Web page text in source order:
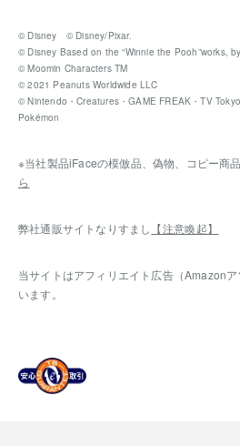
© Disney © Disney/Pixar.
© Disney Based on the “Winnie the Pooh”works,
© Moomin Characters TM
© 2021 Peanuts Worldwide LLC
© Nintendo・Creatures・GAME FREAK・TV
Pokémon
※当社製品iFaceの模倣品、偽物、コピー商
ら
弊社通販サイトなりすまし 【注意喚起】
当サイトはアフィリエイト広告（Amazon
います。